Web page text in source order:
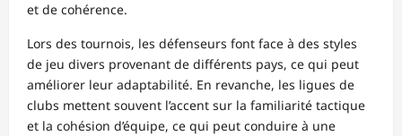
et de cohérence.
Lors des tournois, les défenseurs font face à des styles
de jeu divers provenant de différents pays, ce qui peut
améliorer leur adaptabilité. En revanche, les ligues de
clubs mettent souvent l’accent sur la familiarité tactique
et la cohésion d’équipe, ce qui peut conduire à une